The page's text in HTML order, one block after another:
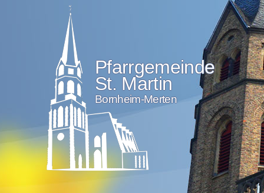
Pfarrgemeinde
St. Martin
Bornheim-Merten